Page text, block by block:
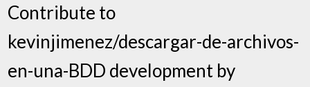
Contribute to
kevinjimenez/descargar-de-archivos-
en-una-BDD development by